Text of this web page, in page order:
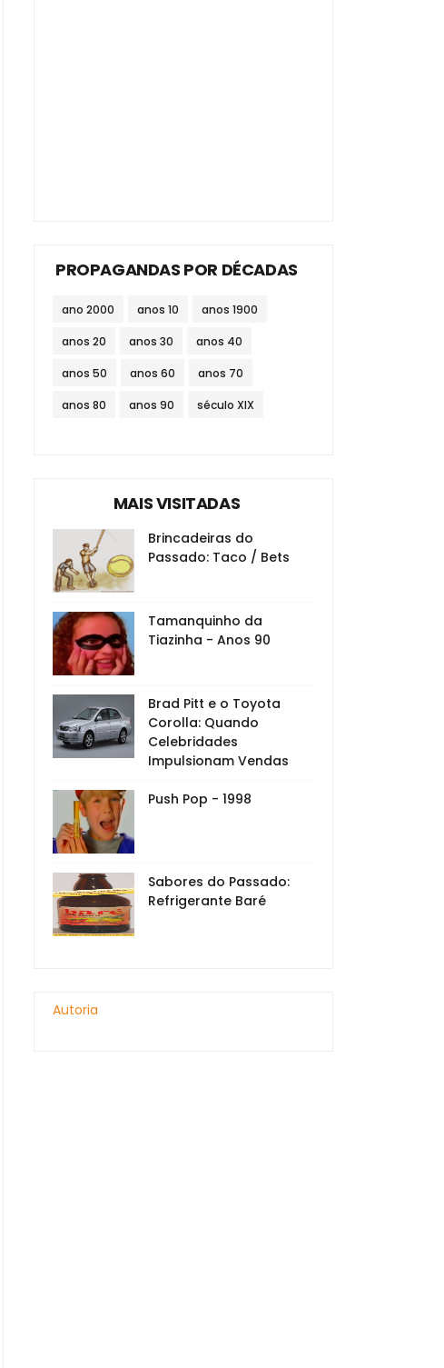
PROPAGANDAS POR DÉCADAS
ano 2000 anos 10 anos 1900
anos 20 anos 30 anos 40
anos 50 anos 60 anos 70
anos 80 anos 90 século XIX
MAIS VISITADAS
Brincadeiras do
Passado: Taco / Bets
Tamanquinho da
Tiazinha - Anos 90
Brad Pitt e o Toyota
Corolla: Quando
Celebridades
Impulsionam Vendas
Push Pop - 1998
Sabores do Passado:
Refrigerante Baré
Autoria